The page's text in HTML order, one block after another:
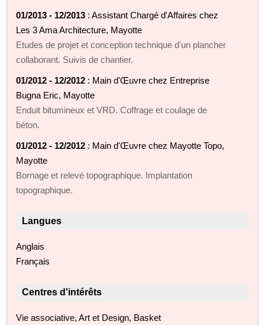
01/2013 - 12/2013 : Assistant Chargé d'Affaires chez
Les 3 Ama Architecture, Mayotte
Etudes de projet et conception technique d'un plancher
collaborant. Suivis de chantier.
01/2012 - 12/2012 : Main d'Œuvre chez Entreprise
Bugna Eric, Mayotte
Enduit bitumineux et VRD. Coffrage et coulage de
béton.
01/2012 - 12/2012 : Main d'Œuvre chez Mayotte Topo,
Mayotte
Bornage et relevé topographique. Implantation
topographique.
Langues
Anglais
Français
Centres d'intérêts
Vie associative, Art et Design, Basket